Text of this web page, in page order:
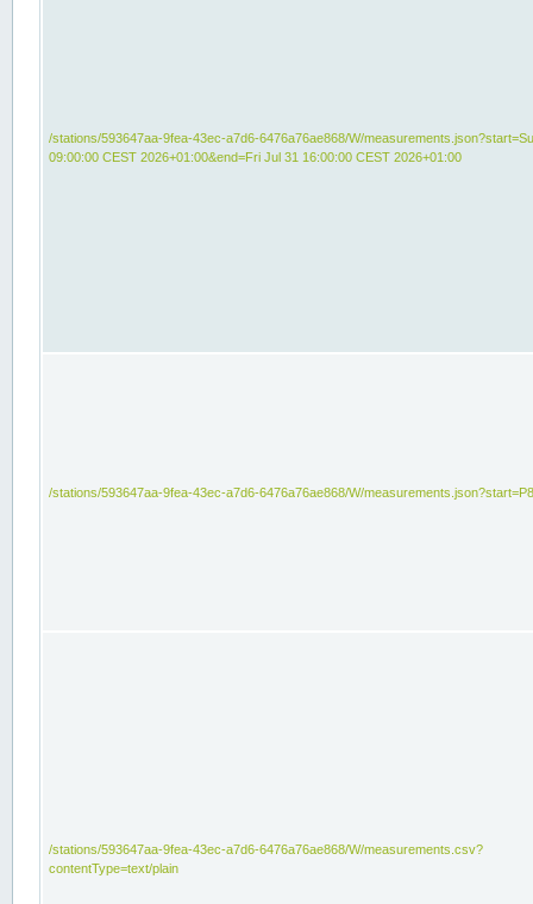
/stations/593647aa-9fea-43ec-a7d6-6476a76ae868/W/
09:00:00 CEST 2026+01:00&end=Fri Jul 31 16:00:00 CEST 2026+01:00
/stations/593647aa-9fea-43ec-a7d6-6476a76ae868/W/
/stations/593647aa-9fea-43ec-a7d6-6476a76ae868/W/measurements.csv?
contentType=text/plain